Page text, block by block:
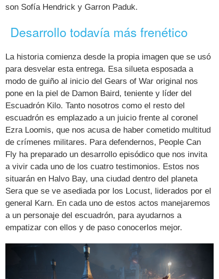
son Sofía Hendrick y Garron Paduk.
Desarrollo todavía más frenético
La historia comienza desde la propia imagen que se usó
para desvelar esta entrega. Esa silueta esposada a
modo de guiño al inicio del Gears of War original nos
pone en la piel de Damon Baird, teniente y líder del
Escuadrón Kilo. Tanto nosotros como el resto del
escuadrón es emplazado a un juicio frente al coronel
Ezra Loomis, que nos acusa de haber cometido multitud
de crímenes militares. Para defendernos, People Can
Fly ha preparado un desarrollo episódico que nos invita
a vivir cada uno de los cuatro testimonios. Estos nos
situarán en Halvo Bay, una ciudad dentro del planeta
Sera que se ve asediada por los Locust, liderados por el
general Karn. En cada uno de estos actos manejaremos
a un personaje del escuadrón, para ayudarnos a
empatizar con ellos y de paso conocerlos mejor.